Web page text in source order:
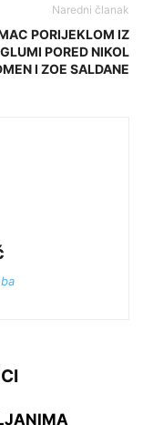
Naredni članak
PORIJEKLOM IZ
PORED NIKOL
I ZOE SALDANE